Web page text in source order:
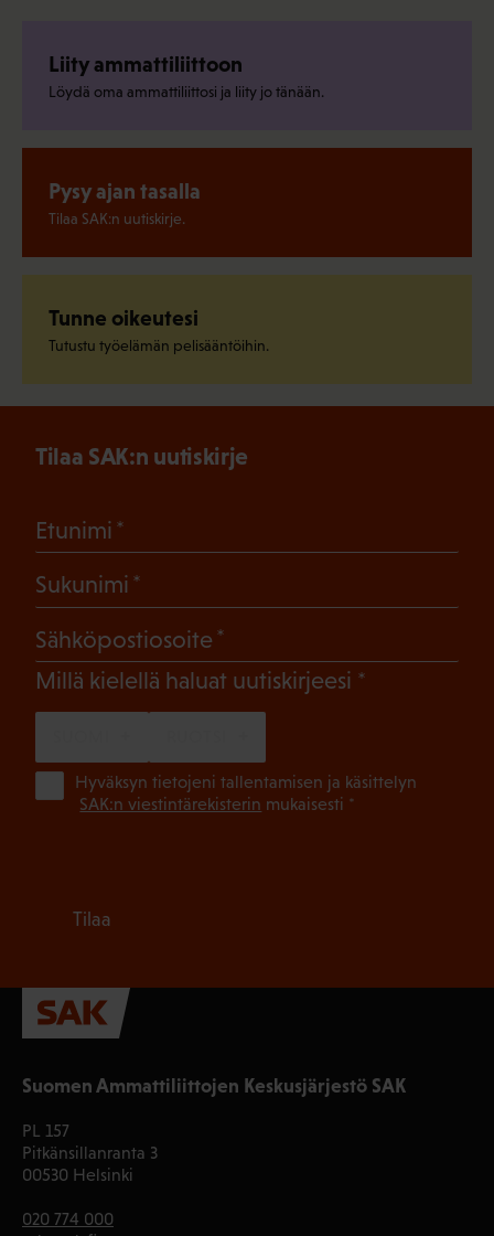
Liity ammattiliittoon
Löydä oma ammattiliittosi ja liity jo tänään.
Pysy ajan tasalla
Tilaa SAK:n uutiskirje.
Tunne oikeutesi
Tutustu työelämän pelisääntöihin.
Suomen Ammattiliittojen Keskusjärjestö SAK
PL 157
Pitkänsillanranta 3
00530 Helsinki
020 774 000
Tilaa SAK:n uutiskirje
Etunimi
Sukunimi
Sähköpostiosoite
Millä kielellä haluat uutiskirjeesi (Pakollinen)
Hyväksyn tietojeni tallentamisen ja käsittelyn
SAK:n viestintärekisterin mukaisesti *
Tilaa